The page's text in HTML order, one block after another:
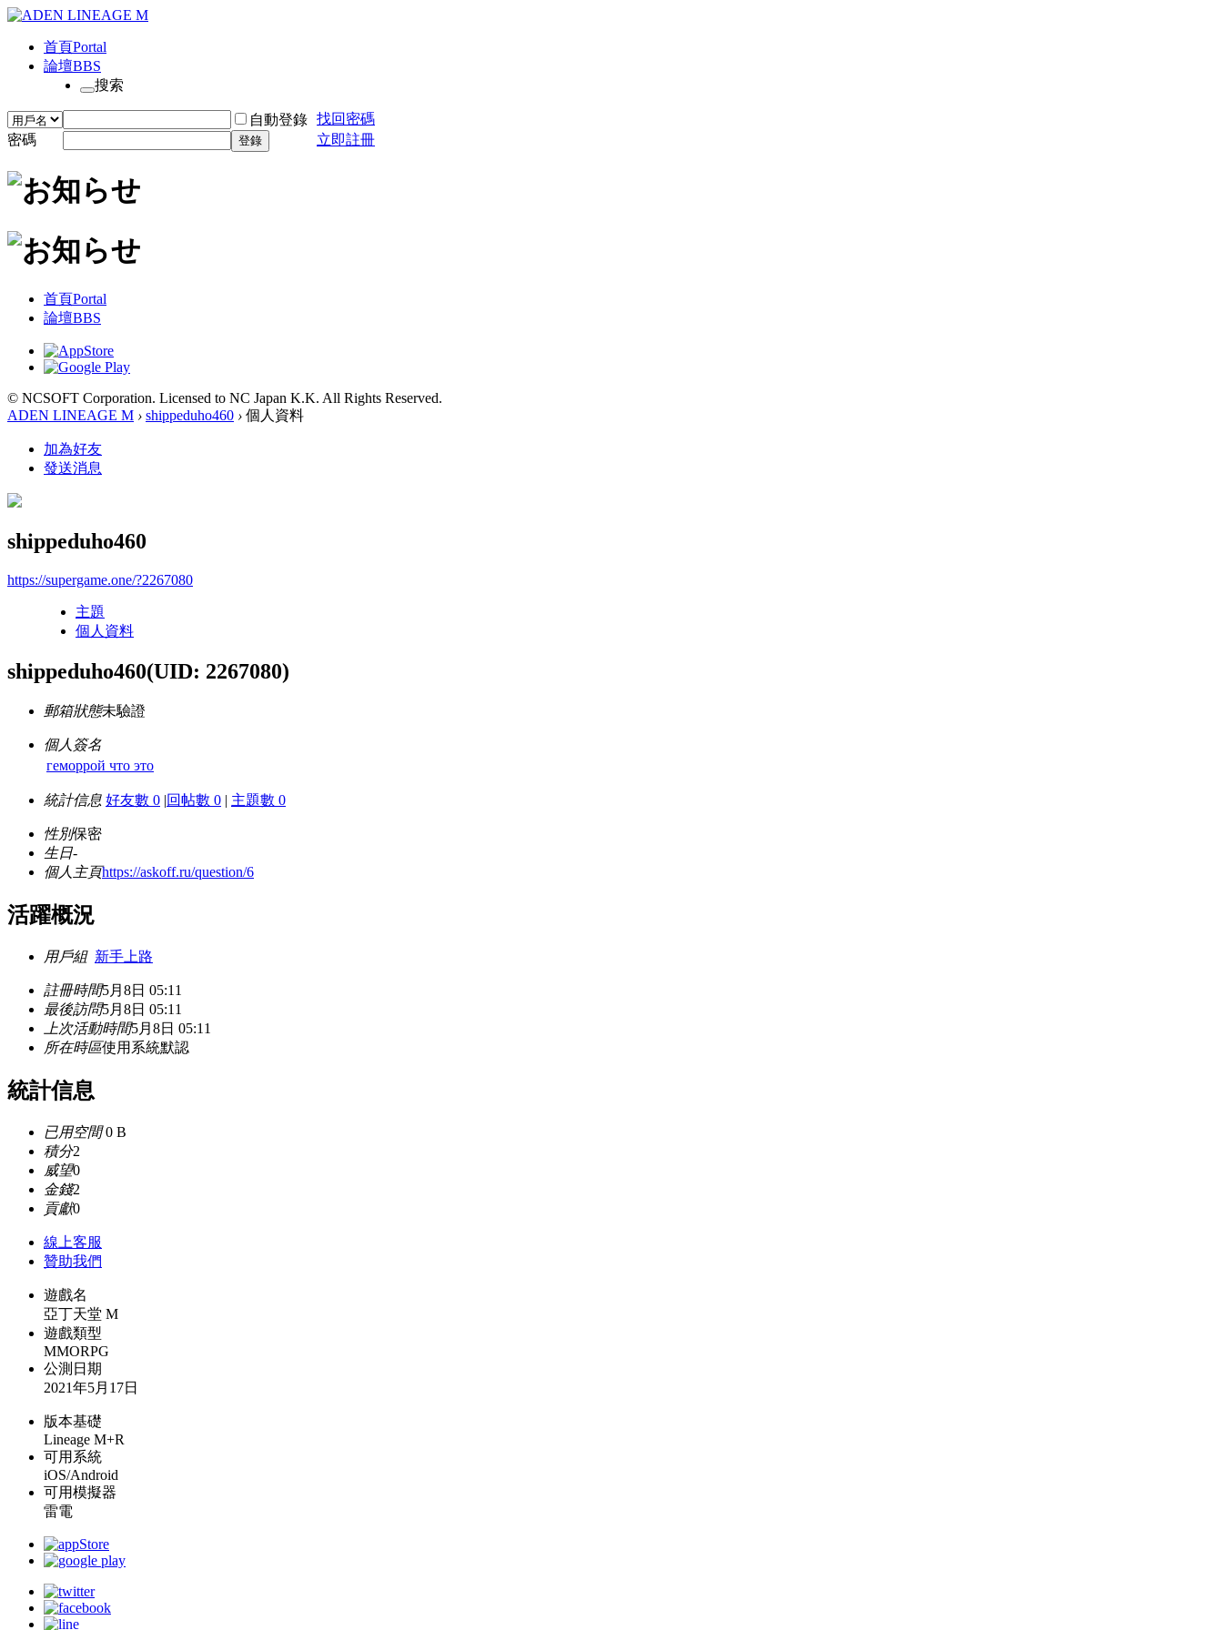
首頁Portal
論壇BBS
搜索
自動登錄 找回密碼
密碼
登錄 立即註冊
首頁Portal
論壇BBS
© NCSOFT Corporation. Licensed to NC Japan K.K. All Rights Reserved.
ADEN LINEAGE M › shippeduho460 › 個人資料
加為好友
發送消息
shippeduho460
https://supergame.one/?2267080
主題
個人資料
shippeduho460(UID: 2267080)
郵箱狀態未驗證
個人簽名
геморрой что это
統計信息 好友數 0 |回帖數 0 | 主題數 0
性別保密
生日-
個人主頁https://askoff.ru/question/6
活躍概況
用戶組 新手上路
註冊時間5月8日 05:11
最後訪問5月8日 05:11
上次活動時間5月8日 05:11
所在時區使用系統默認
統計信息
已用空間0 B
積分2
威望0
金錢2
貢獻0
線上客服
贊助我們
遊戲名
亞丁天堂 M
遊戲類型
MMORPG
公測日期
2021年5月17日
版本基礎
Lineage M+R
可用系統
iOS/Android
可用模擬器
雷電